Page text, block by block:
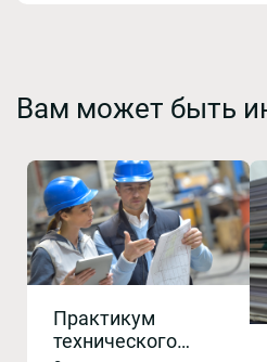
Вам может быть
Практикум
технического